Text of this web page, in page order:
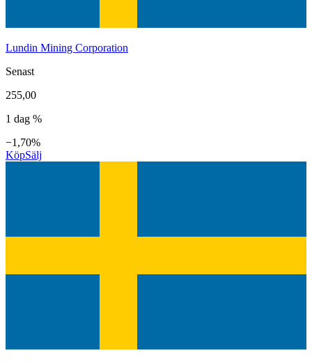
Lundin Mining Corporation
Senast
255,00
1 dag %
−1,70%
KöpSälj